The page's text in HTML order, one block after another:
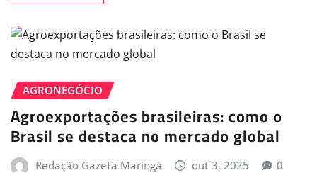
AGRONEGÓCIO
Agroexportações brasileiras: como o
Brasil se destaca no mercado global
Redação Gazeta Maringá out 3, 2025 0